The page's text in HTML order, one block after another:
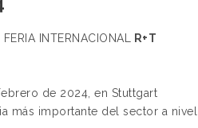
INTERNACIONAL R+T
de 2024, en Stuttgart
más importante del sector a nivel